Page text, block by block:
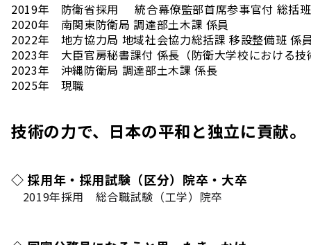
2019年 防衛省採用 統合幕僚監部首席参事官付 総括
2020年 南関東防衛局 調達部土木課 係員
2022年 地方協力局 地域社会協力総括課 移設整備班 係
2023年 大臣官房秘書課付 係長（防衛大学校における技
2023年 沖縄防衛局 調達部土木課 係長
2025年 現職
技術の力で、日本の平和と独立に貢献。​
◇ 採用年・採用試験（区分）院卒・大卒
2019年採用 総合職試験（工学）院卒